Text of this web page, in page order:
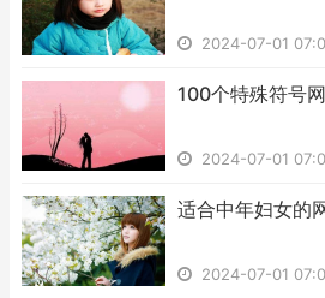
2024-07-01
​100个特殊符号网
2024-07-01
适合中年妇女的
2024-07-01